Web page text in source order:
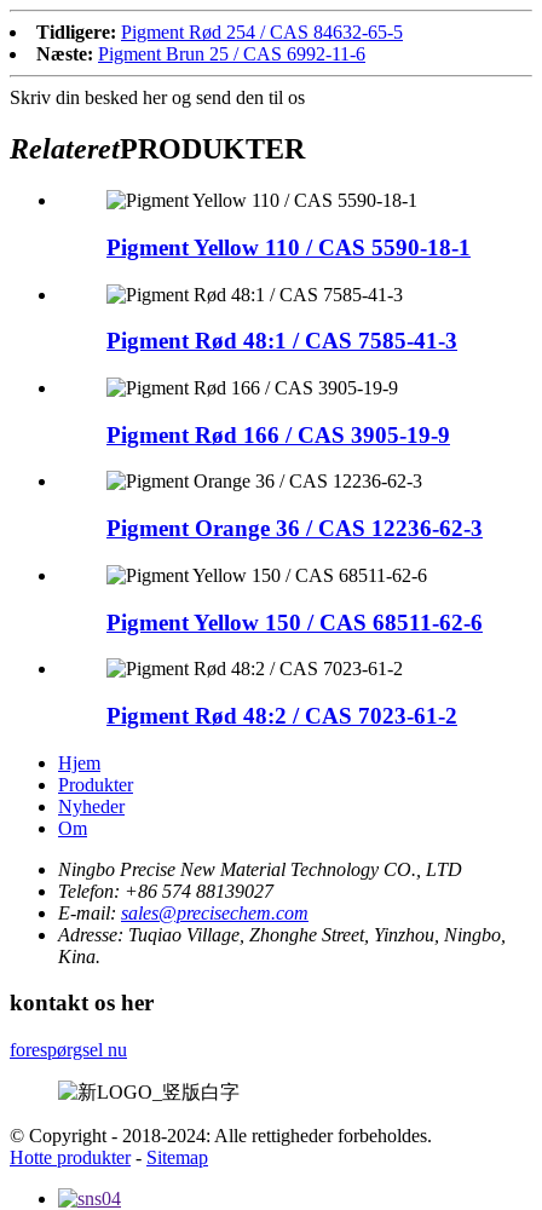
Tidligere: Pigment Rød 254 / CAS 84632-65-5
Næste: Pigment Brun 25 / CAS 6992-11-6
Skriv din besked her og send den til os
RelateretPRODUKTER
Pigment Yellow 110 / CAS 5590-18-1
Pigment Rød 48:1 / CAS 7585-41-3
Pigment Rød 166 / CAS 3905-19-9
Pigment Orange 36 / CAS 12236-62-3
Pigment Yellow 150 / CAS 68511-62-6
Pigment Rød 48:2 / CAS 7023-61-2
Hjem
Produkter
Nyheder
Om
Ningbo Precise New Material Technology CO., LTD
Telefon: +86 574 88139027
E-mail: sales@precisechem.com
Adresse: Tuqiao Village, Zhonghe Street, Yinzhou, Ningbo,
Kina.
kontakt os her
forespørgsel nu
© Copyright - 2018-2024: Alle rettigheder forbeholdes.
Hotte produkter- Sitemap